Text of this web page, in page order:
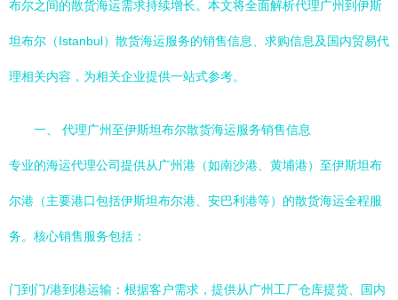
布尔之间的散货海运需求持续增长。本文将全面解析代理广州到伊斯
坦布尔（Istanbul）散货海运服务的销售信息、求购信息及国内贸易代
理相关内容，为相关企业提供一站式参考。
一、 代理广州至伊斯坦布尔散货海运服务销售信息
专业的海运代理公司提供从广州港（如南沙港、黄埔港）至伊斯坦布
尔港（主要港口包括伊斯坦布尔港、安巴利港等）的散货海运全程服
务。核心销售服务包括：
门到门/港到港运输：根据客户需求，提供从广州工厂仓库提货、国内